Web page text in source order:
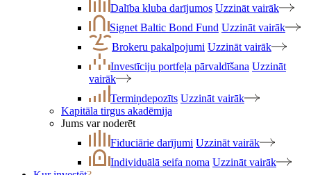
Dalība kluba darījumos Uzzināt vairāk
Signet Baltic Bond Fund Uzzināt vairāk
Brokeru pakalpojumi Uzzināt vairāk
Investīciju portfeļa pārvaldīšana Uzzināt
vairāk
Termiņdepozīts Uzzināt vairāk
Kapitāla tirgus akadēmija
Jums var noderēt
Fiduciārie darījumi Uzzināt vairāk
Individuālā seifa noma Uzzināt vairāk